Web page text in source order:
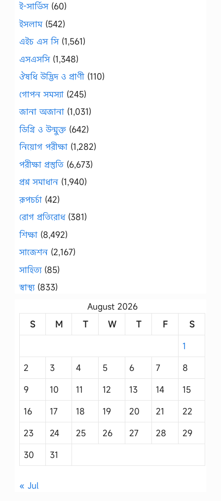
ই-সার্ভিস(60)
ইসলাম(542)
এইচ এস সি(1,561)
এসএসসি(1,348)
ঔষধি উদ্ভিদ ও প্রাণী (110)
গোপন সমস্যা (245)
জানা অজানা (1,031)
ডিগ্রি ও উন্মুক্ত (642)
নিয়োগ পরীক্ষা (1,282)
পরীক্ষা প্রস্তুতি (6,673)
প্রশ্ন সমাধান (1,940)
রূপচর্চা (42)
রোগ প্রতিরোধ(381)
শিক্ষা (8,492)
সাজেশন (2,167)
সাহিত্য(85)
স্বাস্থ্য(833)
August 2026
S
M T W T F
S
1
2
3 4 5 6 7
8
9
10 11 12 13 14
15
16
17 18 19 20 21
22
23
24 25 26 27 28
29
30
31
« Jul